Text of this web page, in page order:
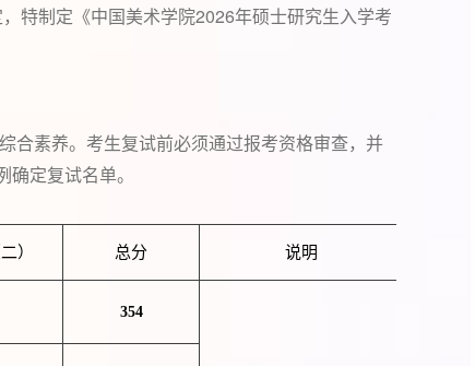
特制定《中国美术学院2026年硕士研究生入学考
合素养。考生复试前必须通过报考资格审查，并
定复试名单。
） 总分 说明
354